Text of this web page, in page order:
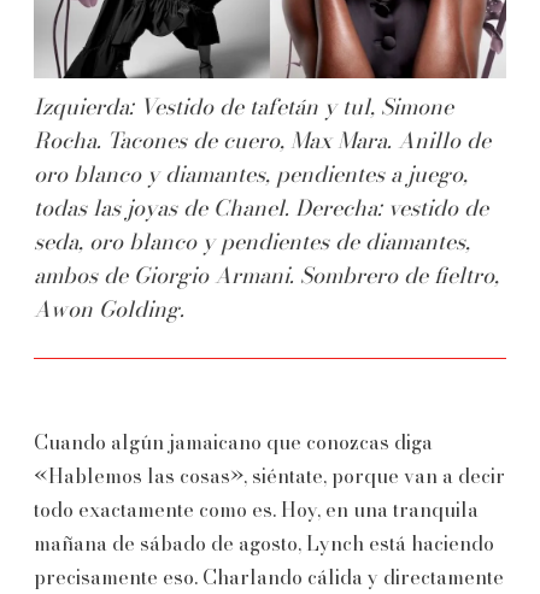
Izquierda: Vestido de tafetán y tul, Simone
Rocha. Tacones de cuero, Max Mara. Anillo de
oro blanco y diamantes, pendientes a juego,
todas las joyas de Chanel. Derecha: vestido de
seda, oro blanco y pendientes de diamantes,
ambos de Giorgio Armani. Sombrero de fieltro,
Awon Golding.
Cuando algún jamaicano que conozcas diga
«Hablemos las cosas», siéntate, porque van a decir
todo exactamente como es. Hoy, en una tranquila
mañana de sábado de agosto, Lynch está haciendo
precisamente eso. Charlando cálida y directamente